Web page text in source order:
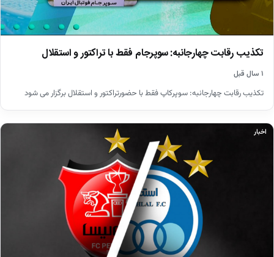
تکذیب رقابت چهارجانبه: سوپرجام فقط با تراکتور و استقلال
۱ سال قبل
تکذیب رقابت چهارجانبه: سوپرکاپ فقط با حضورتراکتور و استقلال برگزار می شود
اخبار